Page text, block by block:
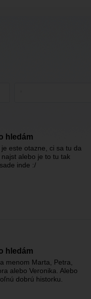
hledám
je este otazne, ci sa tu da
najst alebo je to tu tak
inde :/
hledám
menom Marta, Petra,
alebo Veronika. Alebo
dobrú historku.